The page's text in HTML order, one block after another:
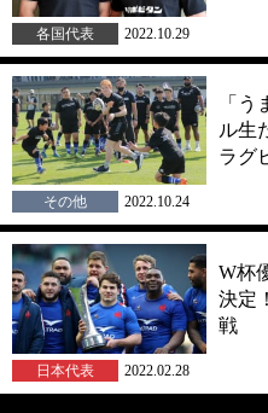
各国代表 2022.10.29
「
ル生
ラグ
その他 2022.10.24
W杯
決定
戦
日本代表 2022.02.28